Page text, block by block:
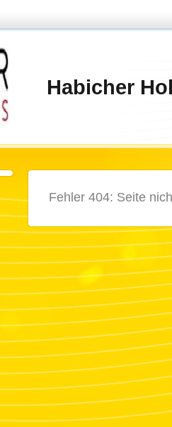
Habicher
Fehler 404: Seite